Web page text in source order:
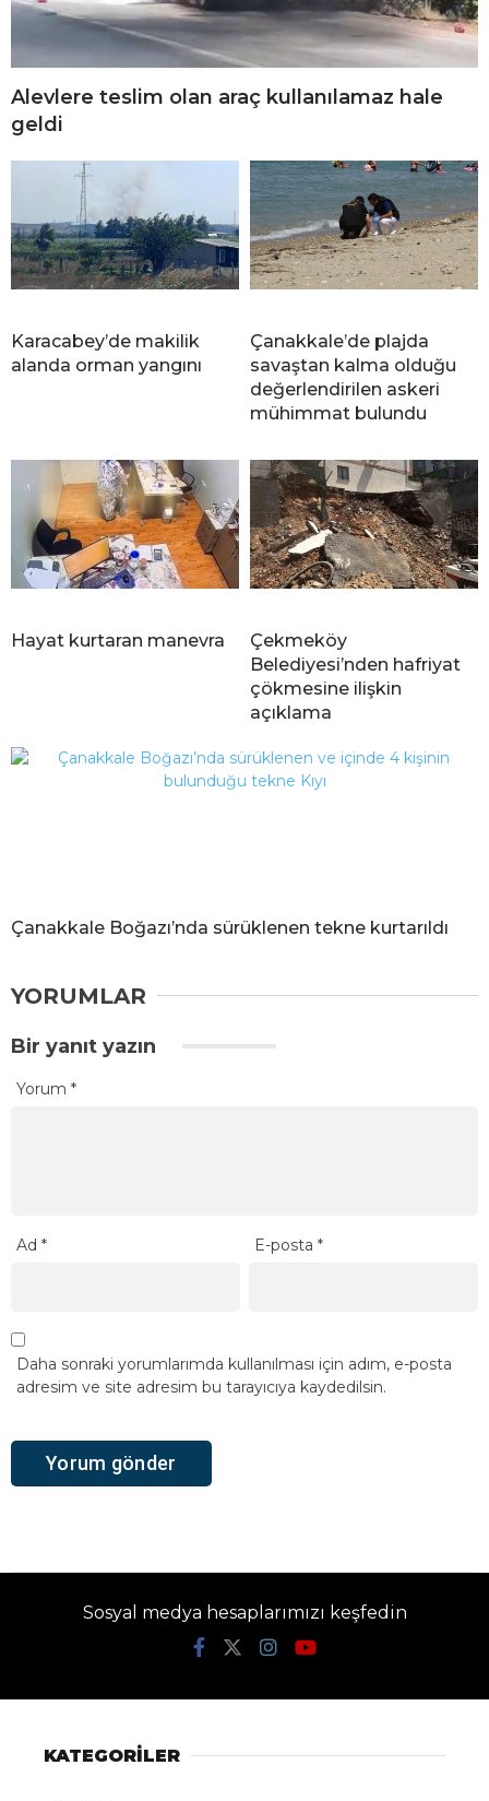
Alevlere teslim olan araç kullanılamaz hale
geldi
Karacabey’de makilik
alanda orman yangını
Çanakkale’de plajda
savaştan kalma olduğu
değerlendirilen askeri
mühimmat bulundu
Hayat kurtaran manevra
Çekmeköy
Belediyesi’nden hafriyat
çökmesine ilişkin
açıklama
Çanakkale Boğazı’nda sürüklenen tekne kurtarıldı
YORUMLAR
Bir yanıt yazın
Yorum *
Ad * E-posta*
Daha sonraki yorumlarımda kullanılması için adım, e-posta
adresim ve site adresim bu tarayıcıya kaydedilsin.
Sosyal medya hesaplarımızı keşfedin
KATEGORİLER